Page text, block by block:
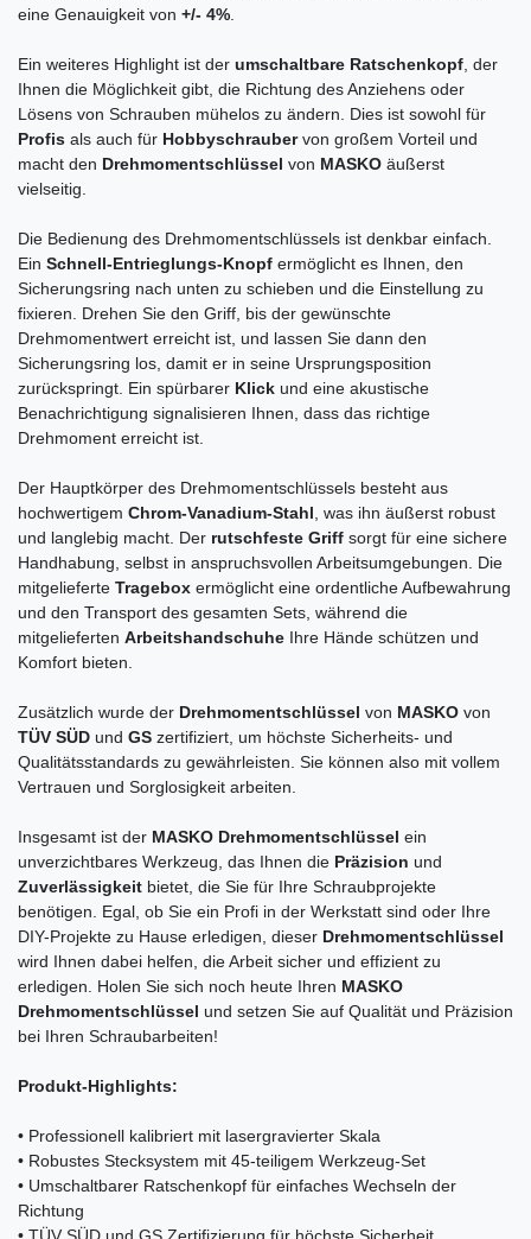
eine Genauigkeit von +/- 4%
Ein weiteres Highlight ist der umschaltbare Ratschenkopf , der
Ihnen die Möglichkeit gibt, die Richtung des Anziehens oder
Lösens von Schrauben mühelos zu ändern. Dies ist sowohl für
Profis als auch für Hobbyschraubervon großem Vorteil und
macht den Drehmomentschlüssel von MASKO äußerst
vielseitig.
Die Bedienung des Drehmomentschlüssels ist denkbar einfach.
Ein Schnell-Entrieglungs-Knopf ermöglicht es Ihnen, den
Sicherungsring nach unten zu schieben und die Einstellung zu
fixieren. Drehen Sie den Griff, bis der gewünschte
Drehmomentwert erreicht ist, und lassen Sie dann den
Sicherungsring los, damit er in seine Ursprungsposition
zurückspringt. Ein spürbarer Klick und eine akustische
Benachrichtigung signalisieren Ihnen, dass das richtige
Drehmoment erreicht ist.
Der Hauptkörper des Drehmomentschlüssels besteht aus
hochwertigem Chrom-Vanadium-Stahl , was ihn äußerst robust
und langlebig macht. Der rutschfeste Griff sorgt für eine sichere
Handhabung, selbst in anspruchsvollen Arbeitsumgebungen. Die
mitgelieferte Tragebox ermöglicht eine ordentliche Aufbewahrung
und den Transport des gesamten Sets, während die
mitgelieferten Arbeitshandschuhe Ihre Hände schützen und
Komfort bieten.
Zusätzlich wurde der Drehmomentschlüssel von MASKO von
TÜV SÜD und GS zertifiziert, um höchste Sicherheits- und
Qualitätsstandards zu gewährleisten. Sie können also mit vollem
Vertrauen und Sorglosigkeit arbeiten.
Insgesamt ist der MASKO Drehmomentschlüssel ein
unverzichtbares Werkzeug, das Ihnen die Präzision und
Zuverlässigkeit bietet, die Sie für Ihre Schraubprojekte
benötigen. Egal, ob Sie ein Profi in der Werkstatt sind oder Ihre
DIY-Projekte zu Hause erledigen, dieser Drehmomentschlüssel
wird Ihnen dabei helfen, die Arbeit sicher und effizient zu
erledigen. Holen Sie sich noch heute Ihren MASKO
Drehmomentschlüssel und setzen Sie auf Qualität und Präzision
bei Ihren Schraubarbeiten!
Produkt-Highlights:
• Professionell kalibriert mit lasergravierter Skala
• Robustes Stecksystem mit 45-teiligem Werkzeug-Set
• Umschaltbarer Ratschenkopf für einfaches Wechseln der
Richtung